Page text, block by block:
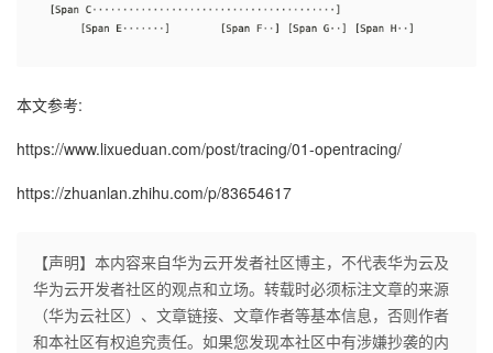
本文参考:
https://www.lixueduan.com/post/tracing/01-opentracing/
https://zhuanlan.zhihu.com/p/83654617
【声明】本内容来自华为云开发者社区博主，不代表华为云及
华为云开发者社区的观点和立场。转载时必须标注文章的来源
（华为云社区）、文章链接、文章作者等基本信息，否则作者
和本社区有权追究责任。如果您发现本社区中有涉嫌抄袭的内